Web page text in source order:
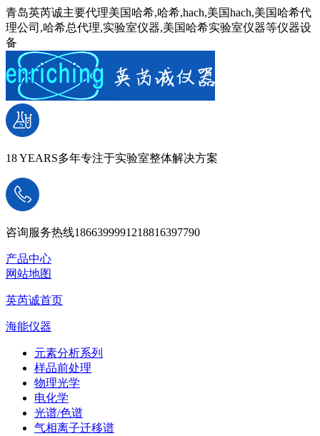
青岛英芮诚主要代理美国哈希,哈希,hach,美国hach,美国哈希代
理公司,哈希总代理,实验室仪器,美国哈希实验室仪器等仪器设
备
18 YEARS多年专注于实验室整体解决方案
咨询服务热线1866399991218816397790
产品中心
网站地图
英芮诚首页
海能仪器
元素分析系列
样品前处理
物理光学
电化学
光谱/色谱
气相离子迁移谱